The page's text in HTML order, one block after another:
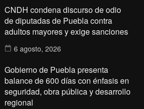
CNDH condena discurso de odio
de diputadas de Puebla contra
adultos mayores y exige sanciones
6 agosto, 2026
Gobierno de Puebla presenta
balance de 600 días con énfasis en
seguridad, obra pública y desarrollo
regional